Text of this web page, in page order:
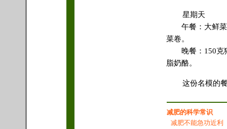
星期天
午餐：大鲜菜
菜卷。
晚餐：150克猪
脂奶酪。
这份名模的
减肥的科学常识
减肥不能急功近利